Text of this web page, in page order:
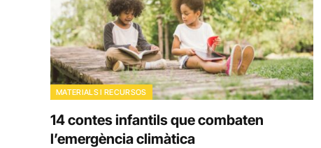
MATERIALS I RECURSOS
14 contes infantils que combaten
l’emergència climàtica